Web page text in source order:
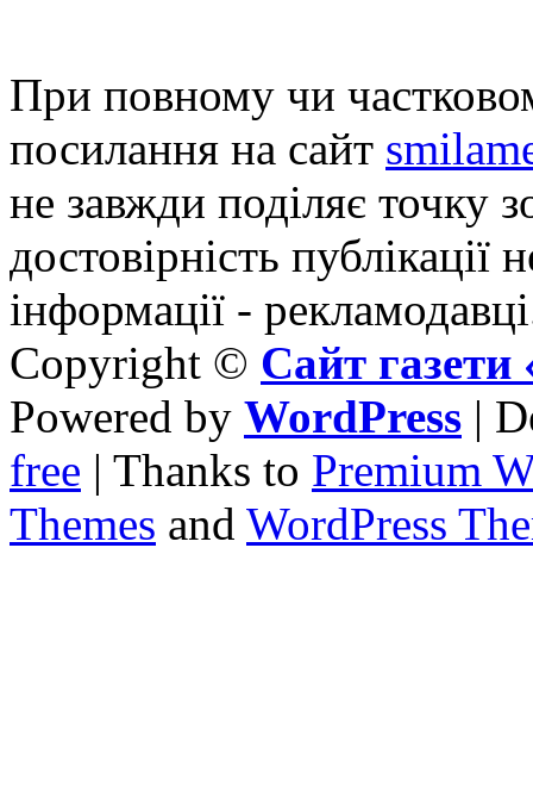
При повному чи
посилання на сайт
не завжди поділяє точку
достовірність публікації
інформації -
Copyright © Сайт
Powered by WordPress |
free | Thanks to Premium
Themes and WordPress